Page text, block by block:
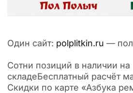
Один сайт: polplitkin.ru —
Сотни позиций в наличии на
складеБесплатный расчёт
Скидки по карте «Азбука